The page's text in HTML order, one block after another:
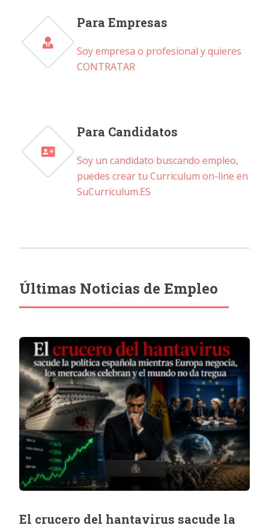
Para Empresas
Soy empresa o profesional y quieres
CONTRATAR
Para Candidatos
Soy un candidato buscando empleo,
puedes crear tu Curriculum on-line en
SuCurriculum.ES
Últimas Noticias de Empleo
El crucero del hantavirus sacude la